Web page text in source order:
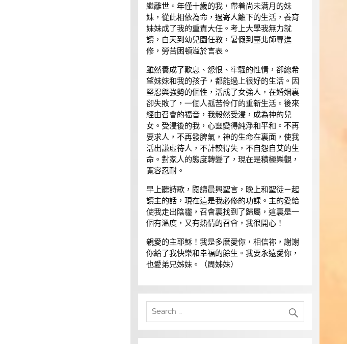
繼離世。年僅十歲的我，帶着尚未满月的妹
妹，從此相依為命，過寄人籬下的生活，養育
妹妹成了我的重責大任。考上大學我無力就
讀，白天到幼兒園任教，暑假到臺北師專進
修，勞苦困頓溢於言表。
雖然養成了歎息、怨恨、牢騷的性情，卻總希
望妹妹和我的孩子，都能過上很好的生活。因
堅忍與強勢的個性，活成了女強人，在婚姻裏
卻失敗了，一個人孤苦伶仃的重新生活。後來
經由召會的福音，我毅然受浸，成為神的兒
女。受浸後的我，心靈變得純淨和平和。不再
要求人，不再發脾氣，神的生命在裏面，使我
活出謙虛待人，不計較得失，不自怨自艾的生
命。對家人的態度轉變了，現在是積極樂觀，
寬容忍耐。
早上聽詩歌，閱讀晨興聖言，晚上和聖徒ㄧ起
讀主的話，現在這是我必修的功課。主的愛給
使我走出陰霾，召會裏找到了歸屬，這裏是一
個有溫度，又有熱情的召會，我很開心！
親愛的主耶穌！我是多麽愛你，相信祢，謝謝
你給了我快樂和幸福的餘生。我要永遠愛你，
也愛弟兄姊妹。（周姊妹）